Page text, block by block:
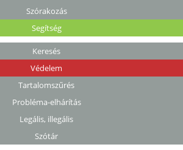
Szórakozás
Segítség
Keresés
Védelem
Tartalomszűrés
Probléma-elhárítás
Legális, illegális
Szótár